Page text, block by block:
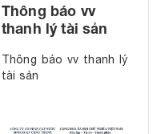
Thông báo vv
thanh lý tài sản
Thông báo vv thanh lý
tài sản